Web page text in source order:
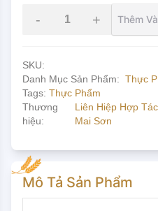
- + Thêm
SKU:
Danh Mục Sản Phẩm: Thực
Tags: Thực Phẩm
Thương
hiệu:
Liên Hiệp Hợp
Mai Sơn
Mô Tả Sản Phẩm